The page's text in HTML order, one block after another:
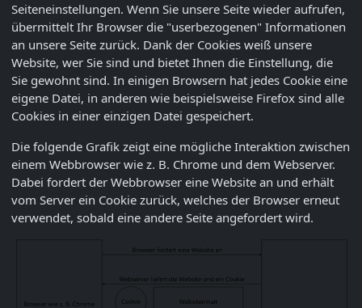
Seiteneinstellungen. Wenn Sie unsere Seite wieder aufrufen,
übermittelt Ihr Browser die "userbezogenen" Informationen
an unsere Seite zurück. Dank der Cookies weiß unsere
Website, wer Sie sind und bietet Ihnen die Einstellung, die
Sie gewohnt sind. In einigen Browsern hat jedes Cookie eine
eigene Datei, in anderen wie beispielsweise Firefox sind alle
Cookies in einer einzigen Datei gespeichert.
Die folgende Grafik zeigt eine mögliche Interaktion zwischen
einem Webbrowser wie z. B. Chrome und dem Webserver.
Dabei fordert der Webbrowser eine Website an und erhält
vom Server ein Cookie zurück, welches der Browser erneut
verwendet, sobald eine andere Seite angefordert wird.